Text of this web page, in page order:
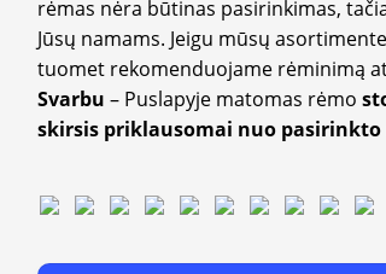
rėmas nėra būtinas pasirinkimas,
Jūsų namams. Jeigu mūsų
tuomet rekomenduojame rėminimą
Svarbu – Puslapyje matomas rėmo
skirsis priklausomai nuo pasirinkto